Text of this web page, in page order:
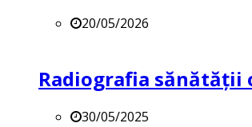
20/05/2026
Radiografia sănătății
30/05/2025